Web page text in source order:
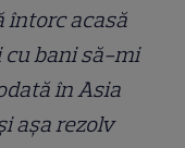
întorc acasă
bani să-mi
în Asia
aşa rezolv